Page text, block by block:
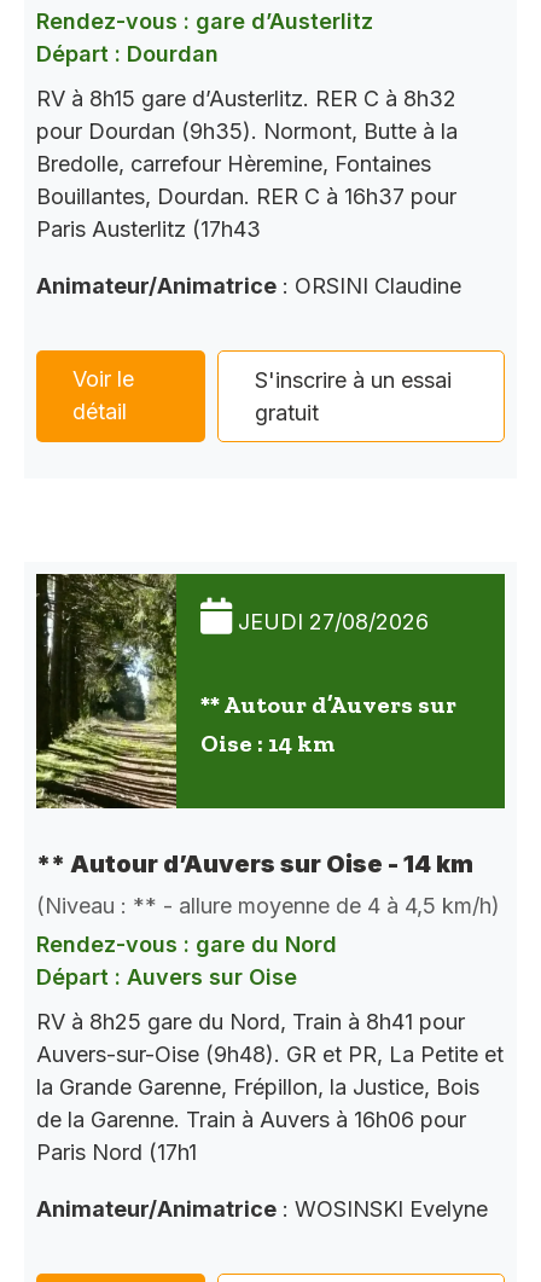
Rendez-vous : gare d’Austerlitz
Départ : Dourdan
RV à 8h15 gare d’Austerlitz. RER C à 8h32
pour Dourdan (9h35). Normont, Butte à la
Bredolle, carrefour Hèremine, Fontaines
Bouillantes, Dourdan. RER C à 16h37 pour
Paris Austerlitz (17h43
Animateur/Animatrice : ORSINI Claudine
Voir le
détail
S'inscrire à un essai
gratuit
JEUDI 27/08/2026
** Autour d’Auvers sur
Oise : 14 km
** Autour d’Auvers sur Oise - 14 km
(Niveau : ** - allure moyenne de 4 à 4,5 km/h)
Rendez-vous : gare du Nord
Départ : Auvers sur Oise
RV à 8h25 gare du Nord, Train à 8h41 pour
Auvers-sur-Oise (9h48). GR et PR, La Petite et
la Grande Garenne, Frépillon, la Justice, Bois
de la Garenne. Train à Auvers à 16h06 pour
Paris Nord (17h1
Animateur/Animatrice : WOSINSKI Evelyne